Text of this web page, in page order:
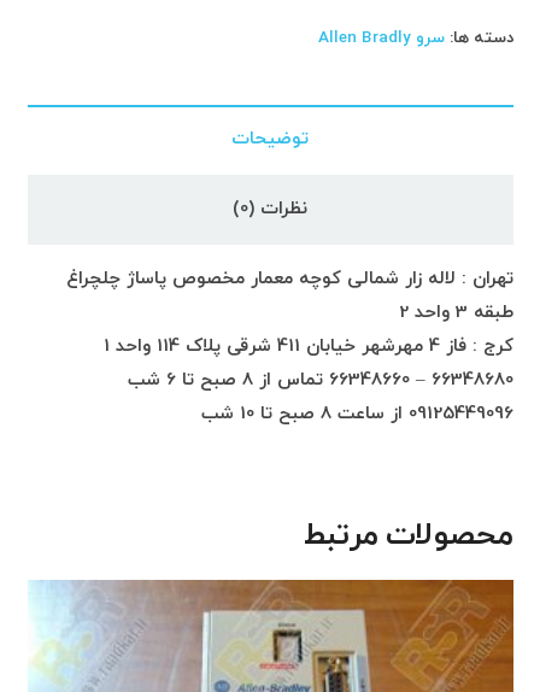
دسته ها:سرو Allen Bradly
توضیحات
نظرات (0)
تهران : لاله زار شمالی کوچه معمار مخصوص پاساژ چلچراغ
طبقه 3 واحد 2
کرج : فاز 4 مهرشهر خیابان 411 شرقی پلاک 114 واحد 1
66348680 – 66348660 تماس از 8 صبح تا 6 شب
09125449096 از ساعت 8 صبح تا 10 شب
محصولات مرتبط